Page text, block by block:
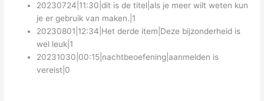
20230724|11:30|dit is de titel|als je meer wilt weten kun
je er gebruik van maken.|1
20230801|12:34|Het derde item|Deze bijzonderheid is
wel leuk|1
20231030|00:15|nachtbeoefening|aanmelden is
vereist|0